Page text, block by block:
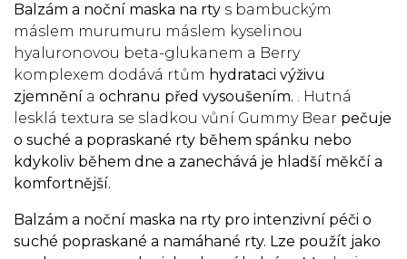
Balzám a noční maska na rty s bambuckým
máslem murumuru máslem kyselinou
hyaluronovou beta-glukanem a Berry
komplexem dodává rtům hydrataci výživu
zjemnění a ochranu před vysoušením. . Hutná
lesklá textura se sladkou vůní Gummy Bear pečuje
o suché a popraskané rty během spánku nebo
kdykoliv během dne a zanechává je hladší měkčí a
komfortnější.
Balzám a noční maska na rty pro intenzivní péči o
suché popraskané a namáhané rty. Lze použít jako